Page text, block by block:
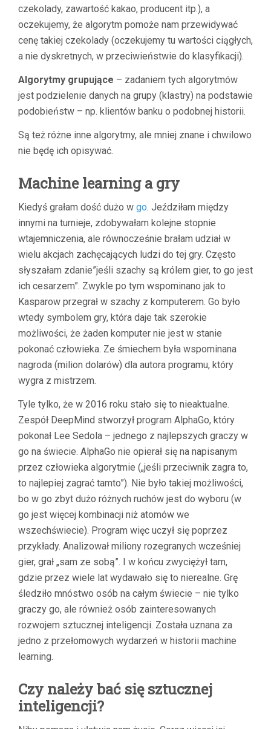
czekolady, zawartość kakao, producent itp.), a
oczekujemy, że algorytm pomoże nam przewidywać
cenę takiej czekolady (oczekujemy tu wartości ciągłych,
a nie dyskretnych, w przeciwieństwie do klasyfikacji).
Algorytmy grupujące – zadaniem tych algorytmów
jest podzielenie danych na grupy (klastry) na podstawie
podobieństw – np. klientów banku o podobnej historii.
Są też różne inne algorytmy, ale mniej znane i chwilowo
nie będę ich opisywać.
Machine learning a gry
Kiedyś grałam dość dużo w go. Jeździłam między
innymi na turnieje, zdobywałam kolejne stopnie
wtajemniczenia, ale równocześnie brałam udział w
wielu akcjach zachęcających ludzi do tej gry. Często
słyszałam zdanie”jeśli szachy są królem gier, to go jest
ich cesarzem”. Zwykle po tym wspominano jak to
Kasparow przegrał w szachy z komputerem. Go było
wtedy symbolem gry, która daje tak szerokie
możliwości, że żaden komputer nie jest w stanie
pokonać człowieka. Ze śmiechem była wspominana
nagroda (milion dolarów) dla autora programu, który
wygra z mistrzem.
Tyle tylko, że w 2016 roku stało się to nieaktualne.
Zespół DeepMind stworzył program AlphaGo, który
pokonał Lee Sedola – jednego z najlepszych graczy w
go na świecie. AlphaGo nie opierał się na napisanym
przez człowieka algorytmie („jeśli przeciwnik zagra to,
to najlepiej zagrać tamto”). Nie było takiej możliwości,
bo w go zbyt dużo różnych ruchów jest do wyboru (w
go jest więcej kombinacji niż atomów we
wszechświecie). Program więc uczył się poprzez
przykłady. Analizował miliony rozegranych wcześniej
gier, grał „sam ze sobą”. I w końcu zwyciężył tam,
gdzie przez wiele lat wydawało się to nierealne. Grę
śledziło mnóstwo osób na całym świecie – nie tylko
graczy go, ale również osób zainteresowanych
rozwojem sztucznej inteligencji. Została uznana za
jedno z przełomowych wydarzeń w historii machine
learning.
Czy należy bać się sztucznej
inteligencji?